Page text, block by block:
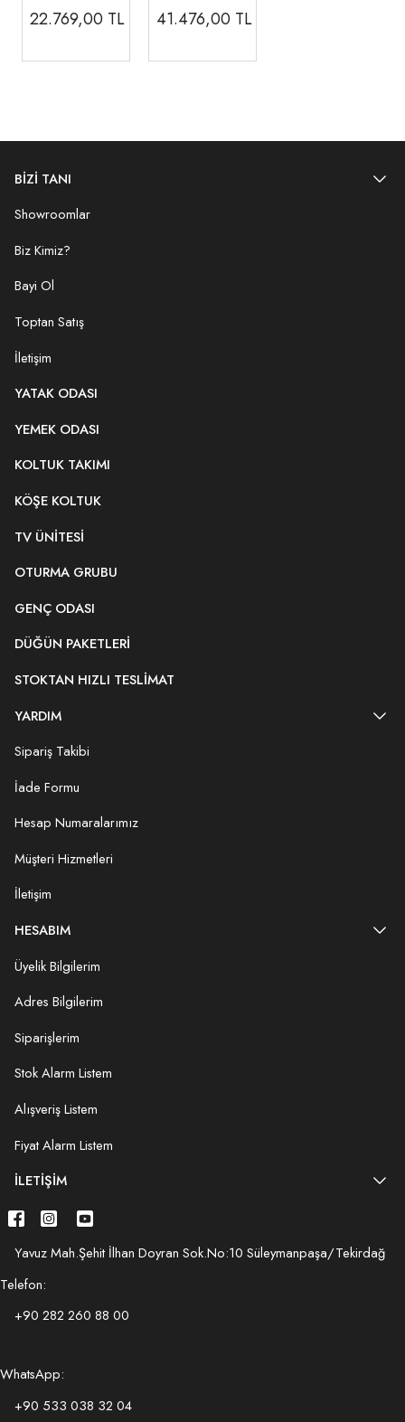
22.769,00 TL 41.476,00 TL
BİZİ TANI
Showroomlar
Biz Kimiz?
Bayi Ol
Toptan Satış
İletişim
YATAK ODASI
YEMEK ODASI
KOLTUK TAKIMI
KÖŞE KOLTUK
TV ÜNITESI
OTURMA GRUBU
GENÇ ODASI
DÜĞÜN PAKETLERI
STOKTAN HIZLI TESLIMAT
YARDIM
Sipariş Takibi
İade Formu
Hesap Numaralarımız
Müşteri Hizmetleri
İletişim
HESABIM
Üyelik Bilgilerim
Adres Bilgilerim
Siparişlerim
Stok Alarm Listem
Alışveriş Listem
Fiyat Alarm Listem
İLETIŞIM
Yavuz Mah.Şehit İlhan Doyran Sok.No:10 Süleymanpaşa/Tekirdağ
Telefon:
+90 282 260 88 00
WhatsApp:
+90 533 038 32 04